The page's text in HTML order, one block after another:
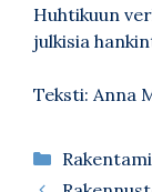
Huhtikuun
julkisia
Teksti: Anna